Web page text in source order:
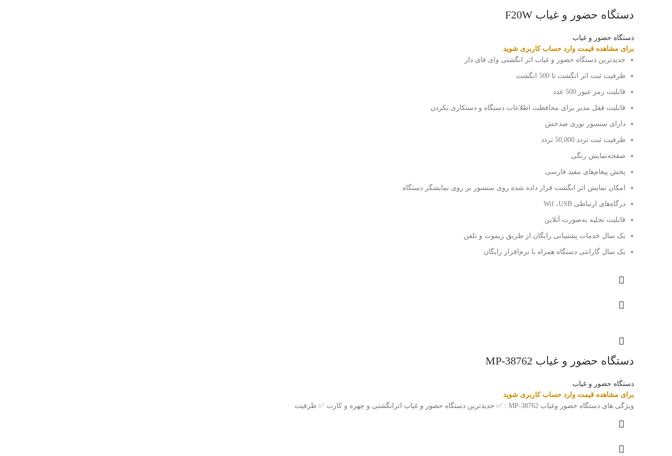
دستگاه حضور و غیاب F20W
دستگاه حضور و غیاب
برای مشاهده قیمت وارد حساب کاربری شوید
جدیدترین دستگاه حضور و غیاب اثر انگشتی وای فای دار
ظرفیت ثبت اثر انگشت تا 500 انگشت
قابلیت رمز عبور 500 عدد
قابلیت قفل مدیر برای محافظت اطلاعات دستگاه و دستکاری نکردن
دارای سنسور نوری ضدخش
ظرفیت ثبت تردد 50,000 تردد
صفحه‌نمایش رنگی
پخش پیغام‌های مفید فارسی
امکان نمایش اثر انگشت قرار داده شده روی سنسور بر روی نمایشگر دستگاه
درگاه‌های ارتباطی Wif ،USB
قابلیت تخلیه به‌صورت آنلاین
یک سال خدمات پشتیبانی رایگان از طریق ریموت و تلفن
یک سال گارانتی دستگاه همراه با نرم‌افزار رایگان
دستگاه حضور و غیاب MP-38762
دستگاه حضور و غیاب
برای مشاهده قیمت وارد حساب کاربری شوید
ویژگی های دستگاه حضور وغیاب MP-38762 : ✅ جدیدترین دستگاه حضور و غیاب اثرانگشتی و چهره و کارت ✅ ظرفیت